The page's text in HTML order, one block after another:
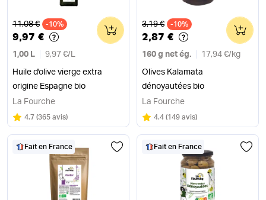
Ancien prix
11,08 € -10%
9,97 €
1,00 L 9,97 €/ L
Huile d'olive vierge extra
origine Espagne bio
0
La Fourche
Note
4.7 sur 5
(365 avis)
Ancien prix
3,19 € -10%
2,87 €
160 g net ég. 17,94 €/ kg
Olives Kalamata
dénoyautées bio
0
La Fourche
Note
4.4 sur 5
(149 avis)
Fait en France Fait en France